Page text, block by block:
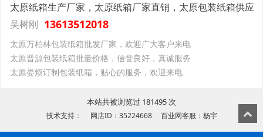
太原纸箱生产厂家，太原纸箱厂家直销，太原包装纸箱供应
吴树刚 13613512018
太原万柏林包装纸箱批发厂家，欢迎广大客户来电
太原晋源包装纸箱批量价格，信誉良好，真诚服务
太原娄烦订制包装纸箱，贴心的服务，欢迎来电
本站共被浏览过 181495 次
技术支持： 网店ID：35224668 百业网客服：杨宇